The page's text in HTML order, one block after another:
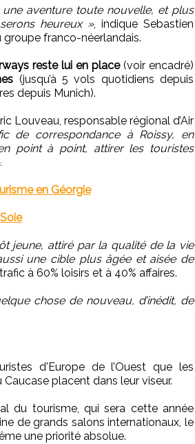
aventure toute nouvelle, et plus
heureux », indique Sebastien
franco-néerlandais.
reste lui en place(voir encadré)
(jusqu’à 5 vols quotidiens depuis
depuis Munich).
Louveau, responsable régional d’Air
de correspondance à Roissy, en
point à point, attirer les touristes
en Géorgie
jeune, attiré par la qualité de la vie
une cible plus âgée et aisée de
à 60% loisirs et à 40% affaires.
chose de nouveau, d’inédit, de
d'Europe de l’Ouest que les
placent dans leur viseur.
du tourisme, qui sera cette année
de grands salons internationaux, le
une priorité absolue.